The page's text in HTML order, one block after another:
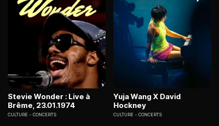
Stevie Wonder : Live à
Brême, 23.01.1974
CULTURE CONCERTS
Yuja Wang X David
Hockney
CULTURE CONCERTS